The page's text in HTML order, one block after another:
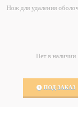
Нож для удаления
Нет в наличии
ПОД ЗАКАЗ